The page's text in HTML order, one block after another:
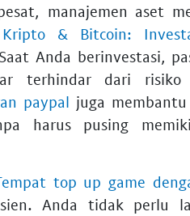
manajemen aset
& Bitcoin:
Anda berinvestasi,
terhindar dari
paypal juga
harus pusing
top up game
Anda tidak perlu